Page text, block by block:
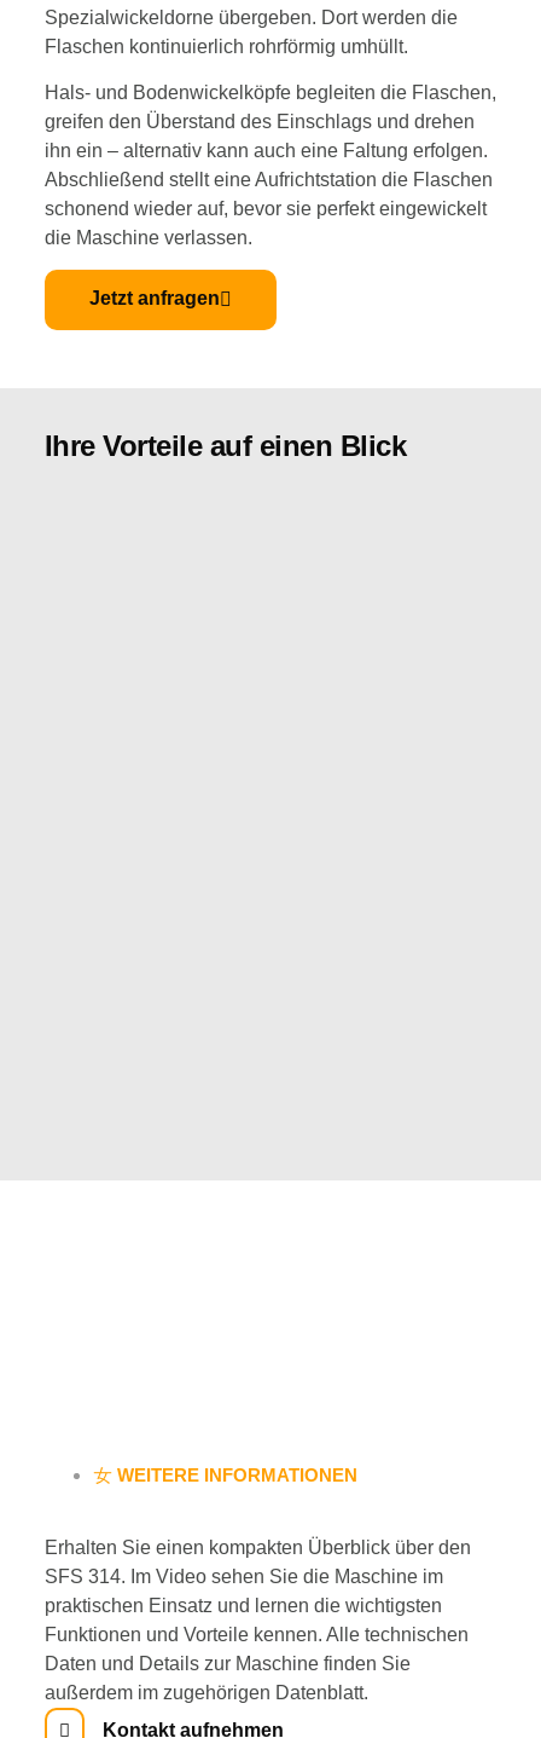
Spezialwickeldorne übergeben. Dort werden die
Flaschen kontinuierlich rohrförmig umhüllt.
Hals- und Bodenwickelköpfe begleiten die Flaschen,
greifen den Überstand des Einschlags und drehen
ihn ein – alternativ kann auch eine Faltung erfolgen.
Abschließend stellt eine Aufrichtstation die Flaschen
schonend wieder auf, bevor sie perfekt eingewickelt
die Maschine verlassen.
Jetzt anfragen
Ihre Vorteile auf einen Blick
WEITERE INFORMATIONEN
Erhalten Sie einen kompakten Überblick über den
SFS 314. Im Video sehen Sie die Maschine im
praktischen Einsatz und lernen die wichtigsten
Funktionen und Vorteile kennen. Alle technischen
Daten und Details zur Maschine finden Sie
außerdem im zugehörigen Datenblatt.
Kontakt aufnehmen